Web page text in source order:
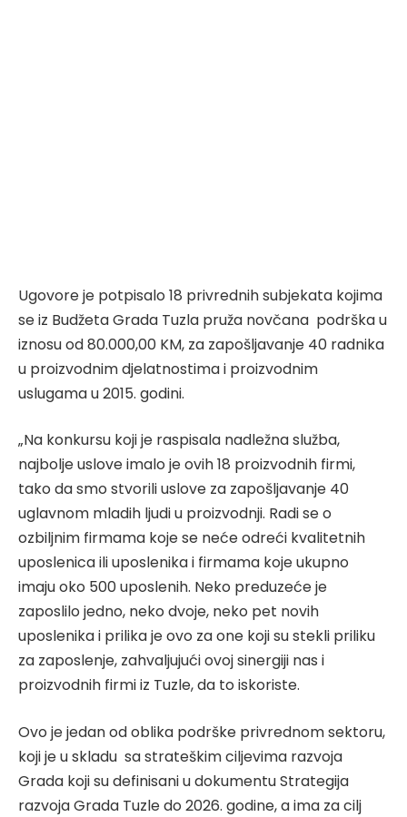
Ugovore je potpisalo 18 privrednih subjekata kojima
se iz Budžeta Grada Tuzla pruža novčana podrška u
iznosu od 80.000,00 KM, za zapošljavanje 40 radnika
u proizvodnim djelatnostima i proizvodnim
uslugama u 2015. godini.
„Na konkursu koji je raspisala nadležna služba,
najbolje uslove imalo je ovih 18 proizvodnih firmi,
tako da smo stvorili uslove za zapošljavanje 40
uglavnom mladih ljudi u proizvodnji. Radi se o
ozbiljnim firmama koje se neće odreći kvalitetnih
uposlenica ili uposlenika i firmama koje ukupno
imaju oko 500 uposlenih. Neko preduzeće je
zaposlilo jedno, neko dvoje, neko pet novih
uposlenika i prilika je ovo za one koji su stekli priliku
za zaposlenje, zahvaljujući ovoj sinergiji nas i
proizvodnih firmi iz Tuzle, da to iskoriste.
Ovo je jedan od oblika podrške privrednom sektoru,
koji je u skladu sa strateškim ciljevima razvoja
Grada koji su definisani u dokumentu Strategija
razvoja Grada Tuzle do 2026. godine, a ima za cilj